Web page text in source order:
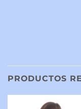
PRODUCTOS